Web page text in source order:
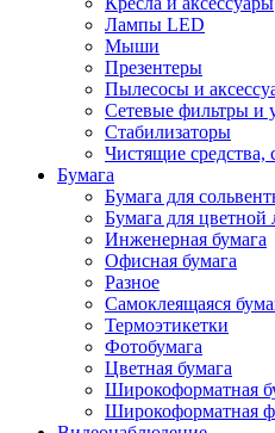
Лампы LED
Мыши
Презентеры
Пылесосы и
Сетевые фильтры и
Стабилизаторы
Чистящие средства,
Бумага
Бумага для
Бумага для цветной
Инженерная бумага
Офисная бумага
Разное
Самоклеящаяся
Термоэтикетки
Фотобумага
Цветная бумага
Широкоформатная
Широкоформатная